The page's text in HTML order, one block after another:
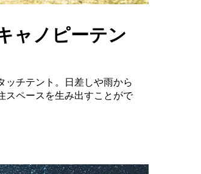
ャノピーテン
ッチテント。日差しや雨から
スペースを生み出すことがで